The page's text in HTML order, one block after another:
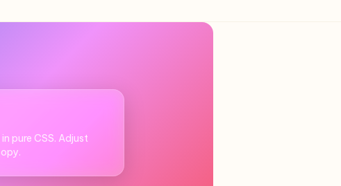
pure CSS. Adjust